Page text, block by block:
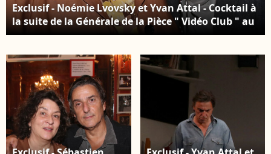
Exclusif - Noémie Lvovsky et Yvan Attal - Cocktail à
la suite de la Générale de la Pièce " Vidéo Club " au
Théâtre Antoine à Paris. Le 27 Septembre 2023. ©